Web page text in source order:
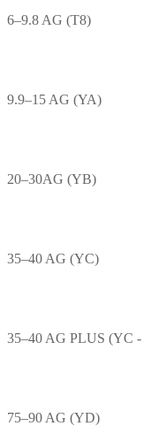
6–9.8 AG (T8)
9.9–15 AG (YA)
20–30AG (YB)
35–40 AG (YC)
35–40 AG PLUS (YC -
75–90 AG (YD)